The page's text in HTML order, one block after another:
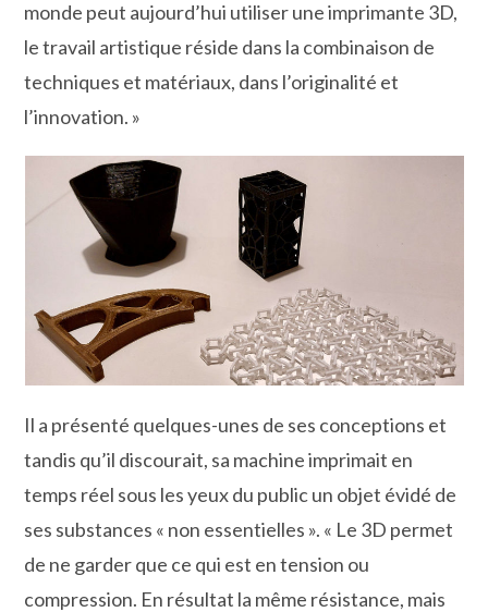
monde peut aujourd’hui utiliser une imprimante 3D,
le travail artistique réside dans la combinaison de
techniques et matériaux, dans l’originalité et
l’innovation. »
Il a présenté quelques-unes de ses conceptions et
tandis qu’il discourait, sa machine imprimait en
temps réel sous les yeux du public un objet évidé de
ses substances « non essentielles ». « Le 3D permet
de ne garder que ce qui est en tension ou
compression. En résultat la même résistance, mais